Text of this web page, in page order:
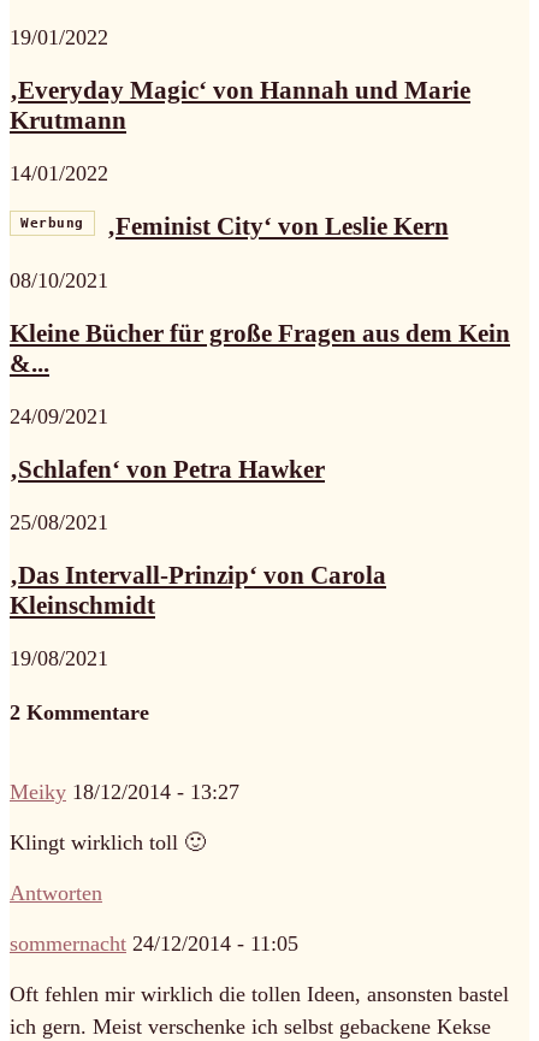
19/01/2022
‚Everyday Magic‘ von Hannah und Marie
Krutmann
14/01/2022
Werbung ‚Feminist City‘ von Leslie Kern
08/10/2021
Kleine Bücher für große Fragen aus dem Kein
&...
24/09/2021
‚Schlafen‘ von Petra Hawker
25/08/2021
‚Das Intervall-Prinzip‘ von Carola
Kleinschmidt
19/08/2021
2 Kommentare
Meiky 18/12/2014 - 13:27
Klingt wirklich toll 🙂
Antworten
sommernacht 24/12/2014 - 11:05
Oft fehlen mir wirklich die tollen Ideen, ansonsten bastel
ich gern. Meist verschenke ich selbst gebackene Kekse